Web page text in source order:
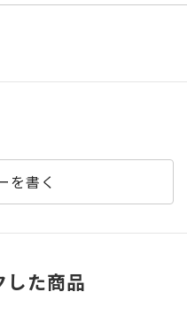
を書く
した商品